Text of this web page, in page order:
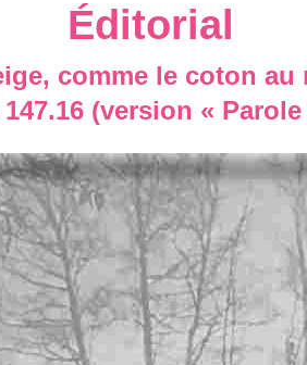
Éditorial
comme le coton au
(version «